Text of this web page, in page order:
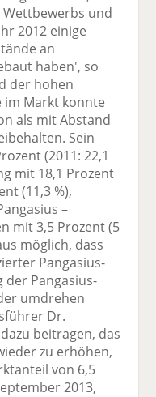
und
2012 einige
an
haben', so
hohen
im Markt konnte
als mit Abstand
Sein
(2011: 22,1
mit 18,1 Prozent
(11,3 %),
–
mit 3,5 Prozent (5
möglich, dass
Pangasius-
der Pangasius-
umdrehen
Dr.
beitragen, das
zu erhöhen,
von 6,5
2013,